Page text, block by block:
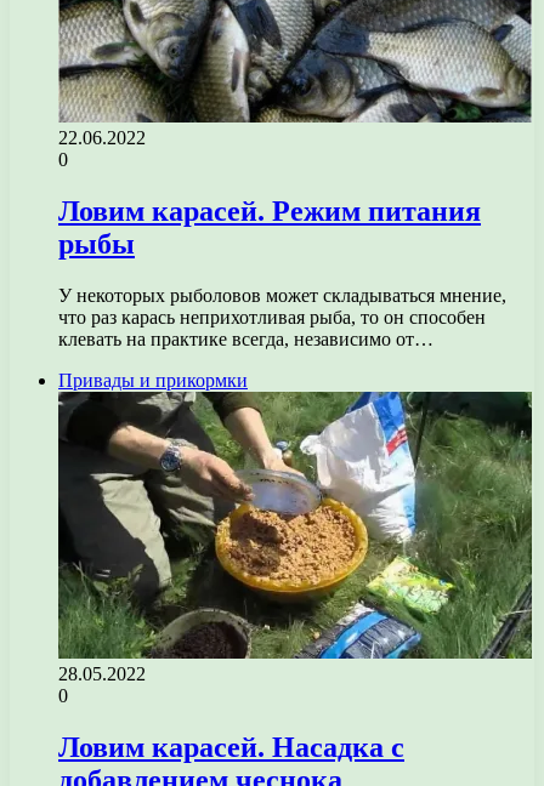
22.06.2022
0
Ловим карасей. Режим питания
рыбы
У некоторых рыболовов может складываться мнение,
что раз карась неприхотливая рыба, то он способен
клевать на практике всегда, независимо от…
Привады и прикормки
28.05.2022
0
Ловим карасей. Насадка с